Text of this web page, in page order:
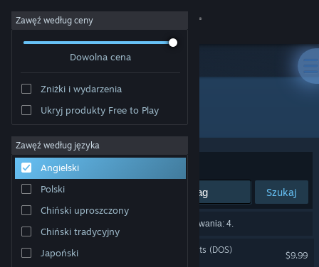
Zaloguj się
Społeczność
Informacje
Wsparcie
Zmień język
Pobierz aplikację mobilną Steam
Zawęź według ceny
Dowolna cena
Zniżki i wydarzenia
Ukryj produkty Free to Play
Zawęź według języka
Angielski
Polski
Chiński uproszczony
Chiński tradycyjny
Japoński
Producent: 8-Bit Productions, LLC
Sortuj według: Trafność
Szukaj
Liczba wyników pasujących do twojego wyszukiwania: 4.
Attack of the PETSCII Robots (DOS)
$9.99